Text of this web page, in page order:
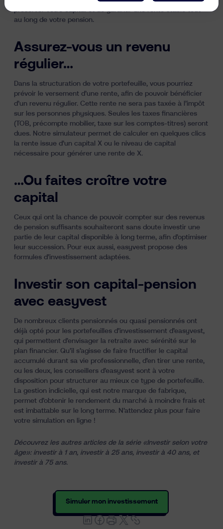
préserver votre capital et de garantir une rente stable tout
au long de votre pension.
Assurez-vous un revenu
régulier…
Dans la structuration de votre portefeuille, vous pourriez
prévoir le versement d’une rente, afin de pouvoir bénéficier
d’un revenu régulier. Cette rente ne sera pas taxée à l’impôt
sur les personnes physiques. Seules les taxes financières
(TOB, précompte mobilier, taxe sur les comptes-titres) seront
dues. Notre simulateur permet de calculer en quelques clics
la rente issue d’un capital X ou le niveau de capital
nécessaire pour générer une rente de X.
…Ou faites croître votre
capital
Ceux qui ont la chance de pouvoir compter sur des revenus
de pension suffisants souhaiteront sans doute investir une
partie de leur capital disponible à long terme, afin d’optimiser
leur succession. Pour eux aussi, easyvest propose des
formules d’investissement adaptées.
Investir son capital-pension
avec easyvest
De nombreux clients pensionnés ou quasi pensionnés ont
déjà opté pour les portefeuilles d’investissement d’easyvest,
qui permettent d’envisager la retraite avec sérénité sur le
plan financier. Qu’il s’agisse de faire fructifier le capital
accumulé durant sa vie professionnelle, d’en tirer une rente,
ou les deux, les conseillers d’easyvest sont à votre
disposition pour structurer au mieux ce type de portefeuille.
La gestion indicielle, qui est notre marque de fabrique,
permet d’obtenir le rendement du marché à moindre frais et
est imbattable sur le long terme. N’attendez plus pour faire
votre simulation en ligne !
Découvrez les autres articles de la série «Investir selon votre
âge»: investir à 1 an, investir à 25 ans, investir à 40 ans, et
investir à 75 ans.
Simuler mon investissement